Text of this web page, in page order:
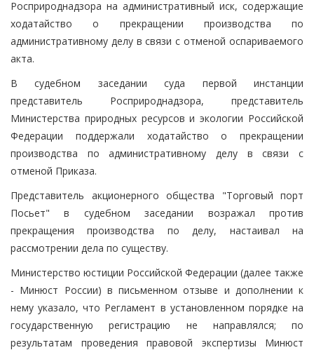
Росприроднадзора на административный иск, содержащие
ходатайство о прекращении производства по
административному делу в связи с отменой оспариваемого
акта.
В судебном заседании суда первой инстанции
представитель Росприроднадзора, представитель
Министерства природных ресурсов и экологии Российской
Федерации поддержали ходатайство о прекращении
производства по административному делу в связи с
отменой Приказа.
Представитель акционерного общества "Торговый порт
Посьет" в судебном заседании возражал против
прекращения производства по делу, настаивал на
рассмотрении дела по существу.
Министерство юстиции Российской Федерации (далее также
- Минюст России) в письменном отзыве и дополнении к
нему указало, что Регламент в установленном порядке на
государственную регистрацию не направлялся; по
результатам проведения правовой экспертизы Минюст